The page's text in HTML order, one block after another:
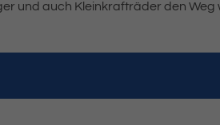
und auch Kleinkrafträder den Weg